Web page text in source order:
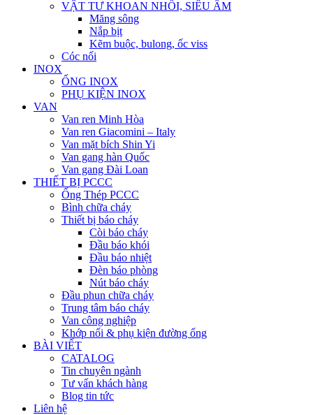
VẬT TƯ KHOAN NHỒI, SIÊU ÂM
Măng sông
Nắp bịt
Kẽm buộc, bulong, ốc viss
Cóc nối
INOX
ỐNG INOX
PHỤ KIỆN INOX
VAN
Van ren Minh Hòa
Van ren Giacomini – Italy
Van mặt bích Shin Yi
Van gang hàn Quốc
Van gang Đài Loan
THIẾT BỊ PCCC
Ống Thép PCCC
Bình chữa cháy
Thiết bị báo cháy
Còi báo cháy
Đầu báo khói
Đầu báo nhiệt
Đèn báo phòng
Nút báo cháy
Đầu phun chữa cháy
Trung tâm báo cháy
Van công nghiệp
Khớp nối & phụ kiện đường ống
BÀI VIẾT
CATALOG
Tin chuyên ngành
Tư vấn khách hàng
Blog tin tức
Liên hệ